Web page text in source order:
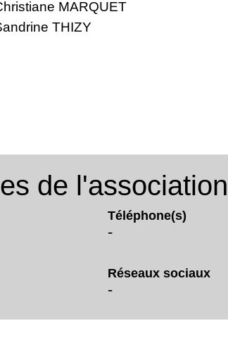
MARQUET
THIZY
de l'association
Téléphone(s)
-
Réseaux sociaux
-